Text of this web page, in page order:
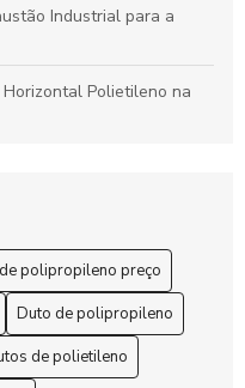
Industrial para a
Polietileno na
ideal para suas
que Influenciam
para Economizar
polipropileno preço
Duto de polipropileno
de polietileno